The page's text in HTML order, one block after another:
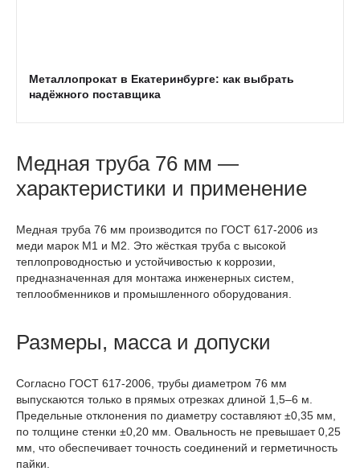
Металлопрокат в Екатеринбурге: как выбрать
надёжного поставщика
Медная труба 76 мм —
характеристики и применение
Медная труба 76 мм производится по ГОСТ 617-2006 из
меди марок М1 и М2. Это жёсткая труба с высокой
теплопроводностью и устойчивостью к коррозии,
предназначенная для монтажа инженерных систем,
теплообменников и промышленного оборудования.
Размеры, масса и допуски
Согласно ГОСТ 617-2006, трубы диаметром 76 мм
выпускаются только в прямых отрезках длиной 1,5–6 м.
Предельные отклонения по диаметру составляют ±0,35 мм,
по толщине стенки ±0,20 мм. Овальность не превышает 0,25
мм, что обеспечивает точность соединений и герметичность
пайки.